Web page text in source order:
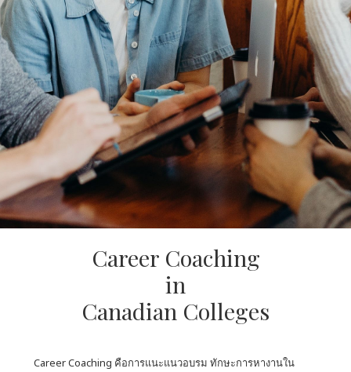
Career Coaching
in
Canadian Colleges
Career Coaching คือการแนะแนวอบรม ทักษะการหางานใน